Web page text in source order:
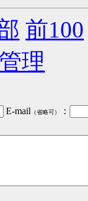
前100
理
E-mail （省略可）
：